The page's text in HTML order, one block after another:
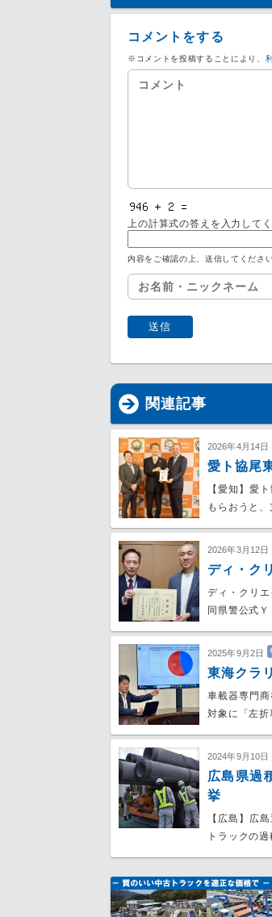
コメントをする
※コメントを投稿することにより、
上の計算式の答えを入力して
内容をご確認の上、送信してください
関連記事
2026年4月14日
愛ト協尾
【愛知】愛
もらおうと
2026年3月12日
ディ・ク
ディ・クリ
同県警公式
2025年9月2日
東海クラ
車載器専門
対象に「左
2024年9月10日
広島県過
挙
【広島】広
トラックの